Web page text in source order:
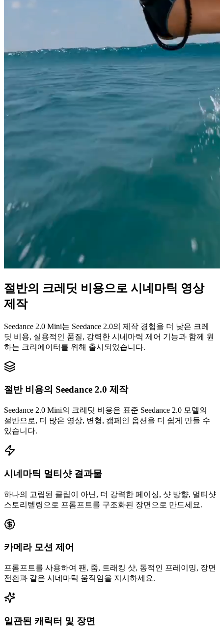
절반의 크레딧 비용으로 시네마틱 영상
제작
Seedance 2.0 Mini는 Seedance 2.0의 제작 경험을 더 낮은 크레
딧 비용, 실용적인 품질, 강력한 시네마틱 제어 기능과 함께 원
하는 크리에이터를 위해 출시되었습니다.
절반 비용의 Seedance 2.0 제작
Seedance 2.0 Mini의 크레딧 비용은 표준 Seedance 2.0 모델의
절반으로, 더 많은 영상, 변형, 캠페인 옵션을 더 쉽게 만들 수
있습니다.
시네마틱 멀티샷 결과물
하나의 고립된 클립이 아닌, 더 강력한 페이싱, 샷 방향, 멀티샷
스토리텔링으로 프롬프트를 구조화된 장면으로 만드세요.
카메라 모션 제어
프롬프트를 사용하여 팬, 줌, 트래킹 샷, 동적인 프레이밍, 장면
전환과 같은 시네마틱 움직임을 지시하세요.
일관된 캐릭터 및 장면